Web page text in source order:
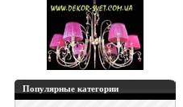
Популярные категории